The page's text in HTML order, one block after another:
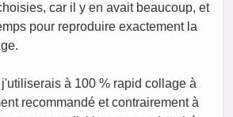
car il y en avait beaucoup, et
pour reproduire exactement la
à 100 % rapid collage à
recommandé et contrairement à